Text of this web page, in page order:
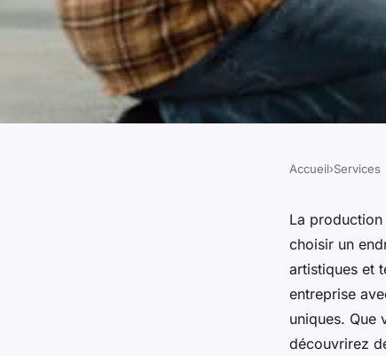
Production et
shootings photos
Accueil›Services
La
choisir un
artistiques et
entreprise
uniques. Que
découvrirez